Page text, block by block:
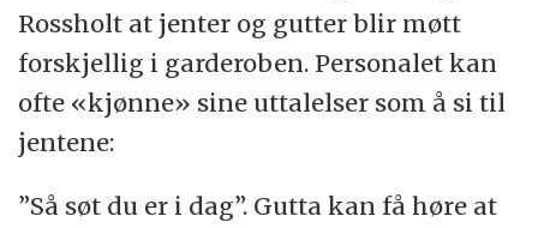
Rossholt at jenter og gutter blir møtt
forskjellig i garderoben. Personalet kan
ofte «kjønne» sine uttalelser som å si til
jentene:
”Så søt du er i dag”. Gutta kan få høre at